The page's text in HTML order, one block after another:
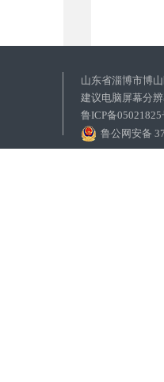
山东省淄博市博
建议电脑屏幕分
鲁ICP备
鲁公网安备